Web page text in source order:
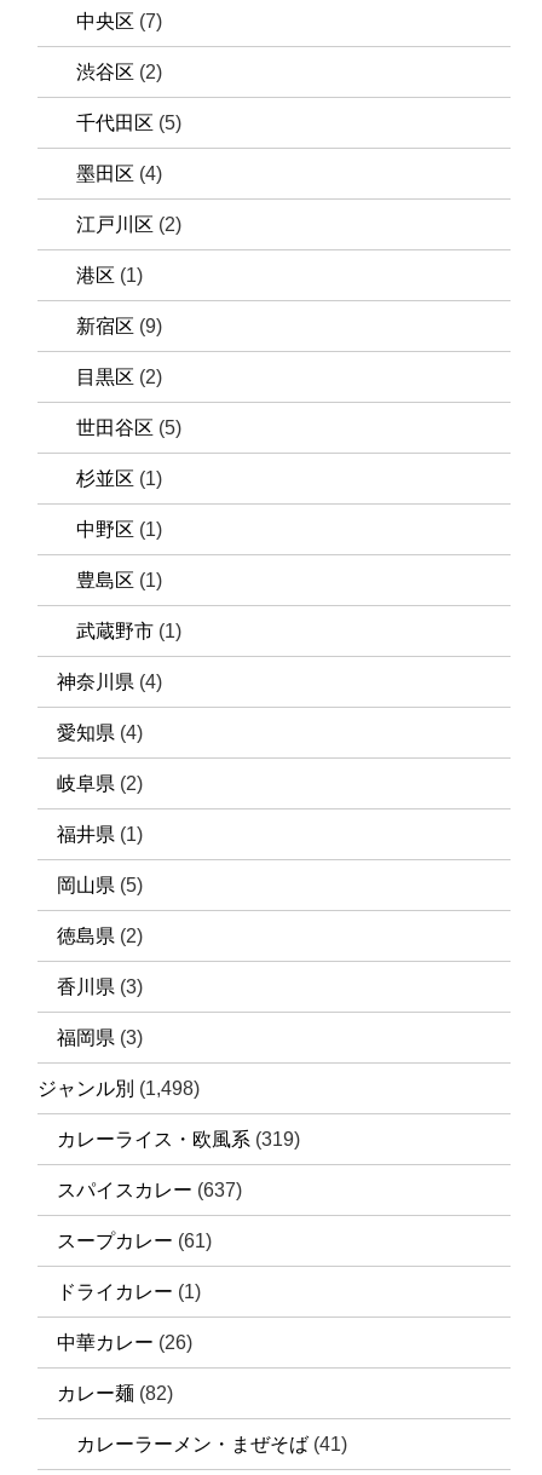
中央区 (7)
渋谷区 (2)
千代田区 (5)
墨田区 (4)
江戸川区 (2)
港区 (1)
新宿区 (9)
目黒区 (2)
世田谷区 (5)
杉並区 (1)
中野区 (1)
豊島区 (1)
武蔵野市 (1)
神奈川県 (4)
愛知県 (4)
岐阜県 (2)
福井県 (1)
岡山県 (5)
徳島県 (2)
香川県 (3)
福岡県 (3)
ジャンル別 (1,498)
カレーライス・欧風系 (319)
スパイスカレー (637)
スープカレー (61)
ドライカレー (1)
中華カレー (26)
カレー麺 (82)
カレーラーメン・まぜそば (41)